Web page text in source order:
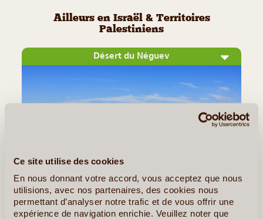
Ce site utilise des cookies
En nous donnant votre accord, vous acceptez que nous
utilisions, avec nos partenaires, des cookies nous
permettant d’analyser notre trafic et de vous offrir une
expérience de navigation enrichie. Veuillez noter que
Ailleurs en Israël & Territoires
Palestiniens
Désert du Néguev
Vaste étendue de sable et de roches, le désert du Néguev